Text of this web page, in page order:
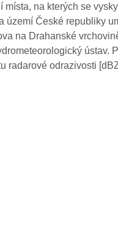
místa, na kterých se
území České republiky
na Drahanské
ústav.
radarové odrazivosti